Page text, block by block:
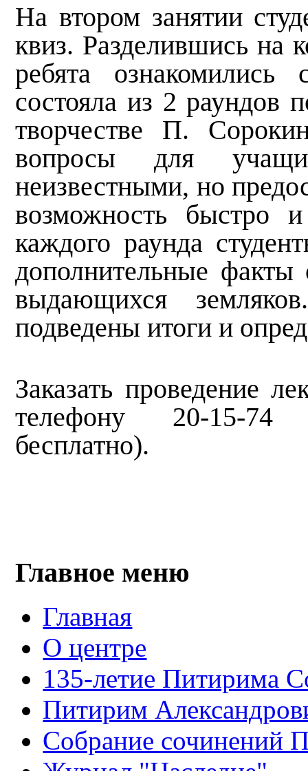
На втором занятии
квиз. Разделившись на
ребята
состояла из 2 раундов
творчестве П.
вопросы для
неизвестными, но
возможность быстро
каждого раунда
дополнительные
выдающихся
подведены итоги и
Заказать проведение
телефону 20-15-74
бесплатно).
Главное меню
Главная
О центре
135-летие Питирима
Питирим
Собрание сочинений